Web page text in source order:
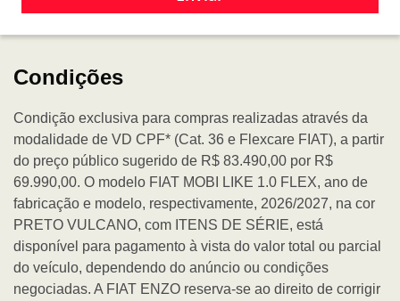
Condições
Condição exclusiva para compras realizadas através da
modalidade de VD CPF* (Cat. 36 e Flexcare FIAT), a partir
do preço público sugerido de R$ 83.490,00 por R$
69.990,00. O modelo FIAT MOBI LIKE 1.0 FLEX, ano de
fabricação e modelo, respectivamente, 2026/2027, na cor
PRETO VULCANO, com ITENS DE SÉRIE, está
disponível para pagamento à vista do valor total ou parcial
do veículo, dependendo do anúncio ou condições
negociadas. A FIAT ENZO reserva-se ao direito de corrigir